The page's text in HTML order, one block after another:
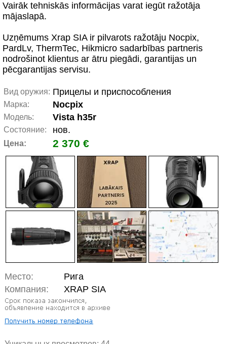
Vairāk tehniskās informācijas varat iegūt ražotāja
mājaslapā.
Uzņēmums Xrap SIA ir pilvarots ražotāju Nocpix,
PardLv, ThermTec, Hikmicro sadarbības partneris
nodrošinot klientus ar ātru piegādi, garantijas un
pēcgarantijas servisu.
Вид оружия: Прицелы и приспособления
Марка: Nocpix
Модель: Vista h35r
Состояние: нов.
Цена: 2 370 €
Место:
Рига
Компания:
XRAP SIA